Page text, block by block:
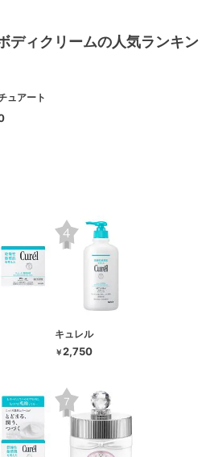
ディクリームの人気ランキン
ュアート
キュレル
￥2,750